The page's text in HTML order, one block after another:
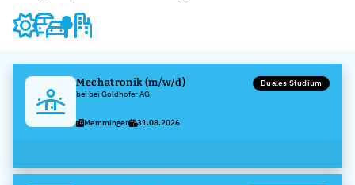
Mechatronik (m/w/d)
bei bei Goldhofer AG
Duales Studium
Memmingen 31.08.2026